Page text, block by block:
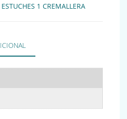
ESTUCHES 1 CREMALLERA